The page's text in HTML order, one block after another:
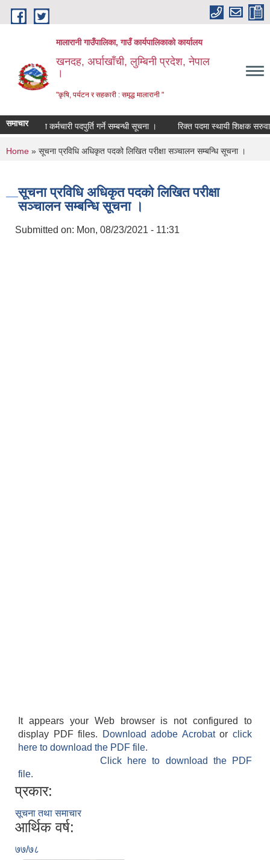
Skip to main content
मालारानी गाउँपालिका, गाउँ कार्यपालिकाको कार्यालय
खनदह, अर्घाखाँची, लुम्बिनी प्रदेश, नेपाल
।
"कृषि, पर्यटन र सहकारी : समृद्ध मालारानी "
समाचार
करारमा कर्मचारी पदपुर्ति गर्ने सम्बन्धी सूचना । रिक्त पदमा स्थायी शिक्षक सरुवा
You are here
Home » सूचना प्रविधि अधिकृत पदको लिखित परीक्षा सञ्चालन सम्बन्धि सूचना ।
सूचना प्रविधि अधिकृत पदको लिखित परीक्षा
सञ्चालन सम्बन्धि सूचना ।
Submitted on: Mon, 08/23/2021 - 11:31
It appears your Web browser is not configured to
display PDF files.
Download adobe Acrobatorclick
here to download the PDF file.
Click here to download the PDF
file.
प्रकार:
सूचना तथा समाचार
आर्थिक वर्ष:
७७/७८